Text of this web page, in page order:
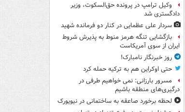
وکیل ترامپ در پرونده حق‌السکوت، وزیر
دادگستری شد
سردار علی عظمایی در کنار دو فرمانده شهید
بازگشایی تنگه هرمز منوط به پذیرش شروط
ایران از سوی آمریکاست
روز خبرنگار نامبارک!
حتی اوکراین هم به ترکیه حمله کرد
مسرور بارزانی: نمی خواهیم طرفی در
درگیری‌های منطقه باشیم
لحظه برخورد صاعقه به ساختمانی در نیویورک